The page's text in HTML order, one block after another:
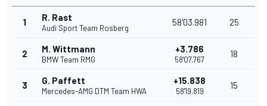
1 R. Rast
Audi Sport Team Rosberg
58'03.981 25
2 M. Wittmann
BMW Team RMG
+3.786
58'07.767
18
3 G. Paffett
Mercedes-AMG DTM Team HWA
+15.838
58'19.819
15